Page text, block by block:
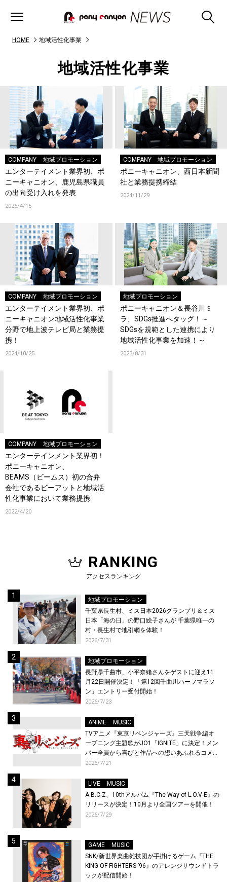
HOME 地域活性化事業
地域活性化事業
COMPANY 地域プロモーション
エンターテイメント業界初、ポ
ニーキャニオン、鹿児島県職員
の出向受け入れを発表
2025/4/15
COMPANY 地域プロモーション
ポニーキャニオン、西日本新聞
社と業務提携締結
2024/11/29
COMPANY 地域プロモーション
エンターテイメント業界初、ポ
ニーキャニオン地域活性化事業
分野で地上波テレビ局と業務提
携！
2024/10/25
地域プロモーション
ポニーキャニオン＆長谷川ミ
ラ、SDGs推進へタッグ！～
SDGsを規範とした連携により
地域活性化事業を加速！～
2023/8/31
COMPANY 地域プロモーション
エンターテインメント業界初！
ポニーキャニオン、
BEAMS（ビームス）初の合弁
会社であるビーアットと地域活
性化事業において業務提携
2022/4/20
RANKING
アクセスランキング
地域プロモーション
千葉県長生村、ミス日本2026グランプリ＆ミス
日本「海の日」の野口絵子さんが 千葉県唯一の
村・長生村で地引網を体験！
2026/7/31
地域プロモーション
長野県千曲市、小平奈緒さんをゲストに迎え11
月22日開催決定！「第12回千曲川ハーフマラソ
ン」エントリー受付開始！
2026/7/23
ANIME
MUSIC
TVアニメ『東京リベンジャーズ』三天戦争編オ
ープニング主題歌がJO1「IGNITE」に決定！メン
バー全員から喜びと作品への想いあふれるコメン
トが到着！9月に東京・大阪で先行上映会を開
2026/7/21
LIVE
MUSIC
A.B.C-Z、10thアルバム『The Way of L.O.V-E』の
リリースが決定！10月より全国ツアーを開催！
2026/7/29
GAME
MUSIC
SNK/新世界楽曲雑技団が手掛けるゲーム『THE
KING OF FIGHTERS ’96』のアレンジサウンドトラ
ックが配信開始！